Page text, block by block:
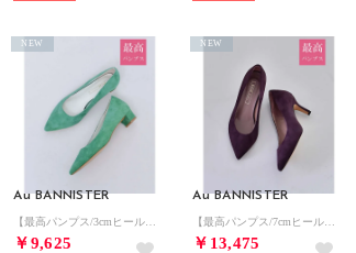
Au BANNISTER
￥9,625
NEW
Au BANNISTER
￥13,475
NEW